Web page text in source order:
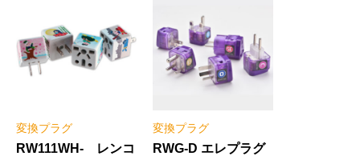
変換プラグ
RW111WH- レンコ
変換プラグ
RWG-D エレプラグ